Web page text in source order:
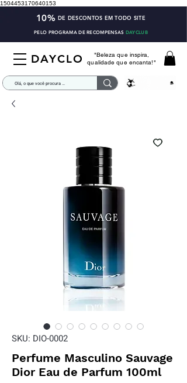
1504453170640153
10% DE DESCONTOS EM TODO SITE
PELO PROGRAMA DE RECOMPENSAS DAYCLUB
DAYCLO
"Beleza que inspira,
qualidade que encanta!"
SKU: DIO-0002
Perfume Masculino Sauvage
Dior Eau de Parfum 100ml